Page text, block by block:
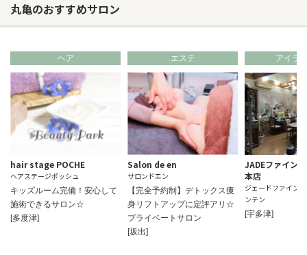
丸亀のおすすめサロン
ヘア
hair stage POCHE
ヘアステージポッシュ
キッズルーム完備！安心して
施術できるサロン☆
[多度津]
エステ
Salon de en
サロンドエン
【完全予約制】デトックス痩
身リフトアップに定評アリ☆
プライベートサロン
[坂出]
アイラ
JADEファイン
本店
ジェードファイン
ンテン
[宇多津]